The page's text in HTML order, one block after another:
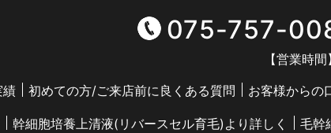
075-757-
【営業時
績 初めての方/ご来店前に良くある質問 お客様からの
幹細胞培養上清液(リバースセル育毛)より詳しく 毛幹